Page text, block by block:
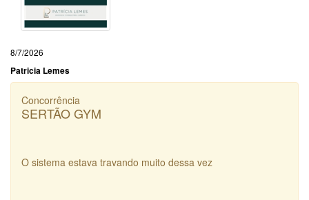
8/7/2026
Patricia Lemes
Concorrência
SERTÃO GYM
O sistema estava travando muito dessa vez